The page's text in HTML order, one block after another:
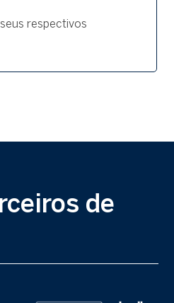
respectivos
de